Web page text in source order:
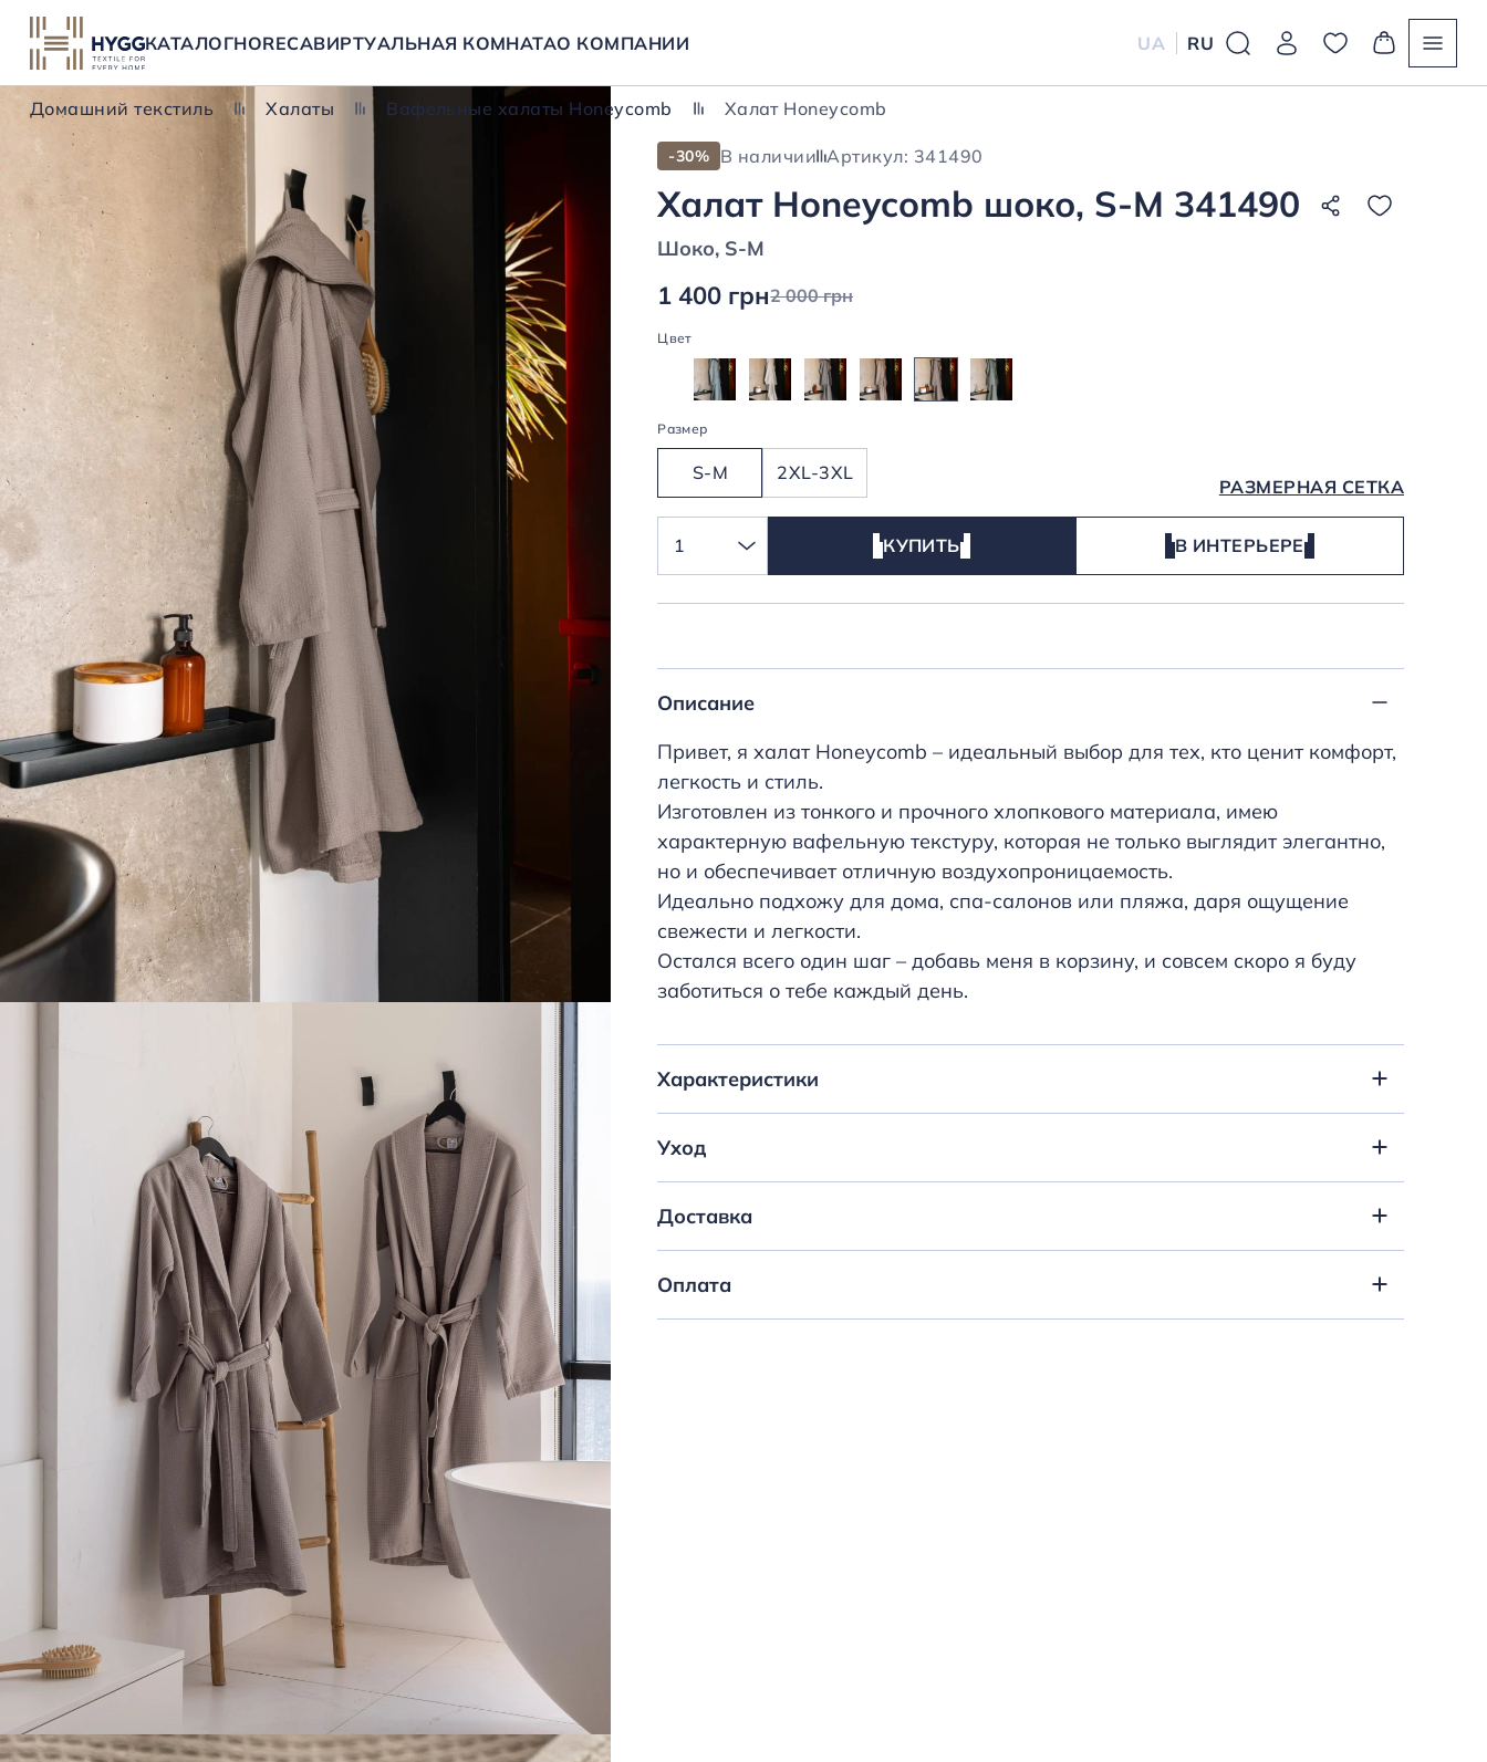
КАТАЛОГHORECAВИРТУАЛЬНАЯ КОМНАТАО КОМПАНИИ UA RU
Домашний текстиль Халаты Вафельные халаты Honeycomb Халат Honeycomb
-30% В наличии Артикул: 341490
Халат Honeycomb шоко, S-M 341490
Шоко, S-M
1 400 грн2 000 грн
Цвет
Размер
S-M 2XL-3XL
РАЗМЕРНАЯ СЕТКА
1 КУПИТЬ В ИНТЕРЬЕРЕ
Описание
Привет, я халат Honeycomb – идеальный выбор для тех, кто ценит комфорт,
легкость и стиль.
Изготовлен из тонкого и прочного хлопкового материала, имею
характерную вафельную текстуру, которая не только выглядит элегантно,
но и обеспечивает отличную воздухопроницаемость.
Идеально подхожу для дома, спа-салонов или пляжа, даря ощущение
свежести и легкости.
Остался всего один шаг – добавь меня в корзину, и совсем скоро я буду
заботиться о тебе каждый день.
Характеристики
Уход
Доставка
Оплата